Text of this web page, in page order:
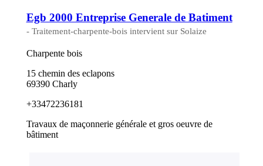
Egb 2000 Entreprise Generale de Batiment
- Traitement-charpente-bois intervient sur Solaize
Charpente bois
15 chemin des eclapons
69390 Charly
+33472236181
Travaux de maçonnerie générale et gros oeuvre de
bâtiment